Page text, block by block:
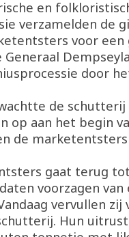
en
verzamelden de
voor
door
de
op aan het begin
de
gaat terug
voorzagen
vervullen zij
Hun